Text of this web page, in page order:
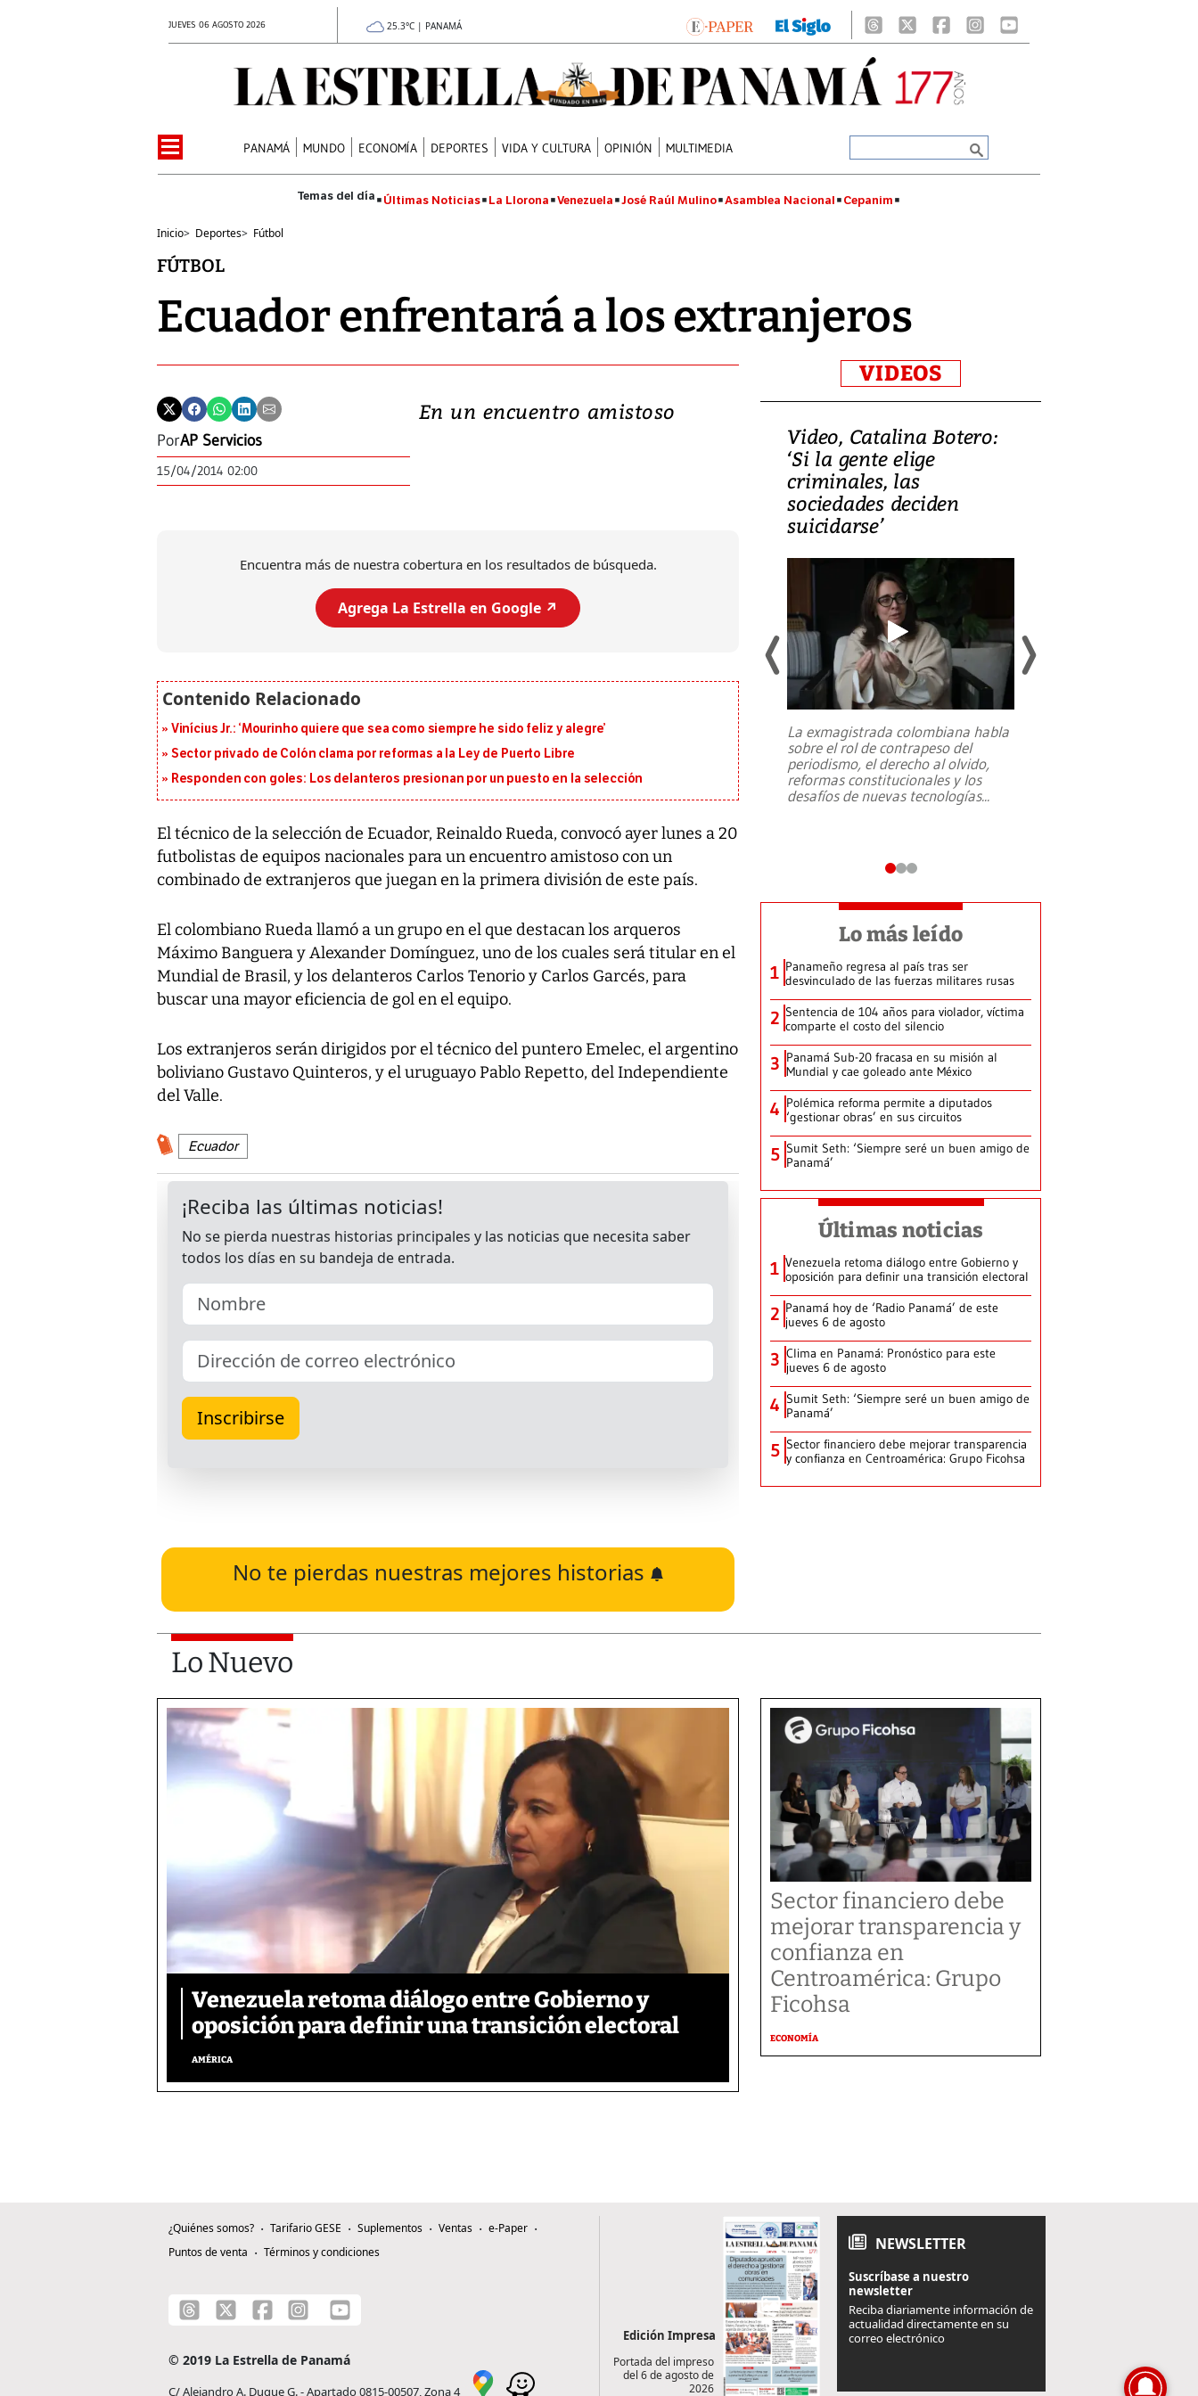
JUEVES 06 AGOSTO 2026 25.3°C | PANAMÁ
PANAMÁ MUNDO ECONOMÍA DEPORTES VIDA Y CULTURA OPINIÓN MULTIMEDIA
Últimas Noticias La Llorona Venezuela José Raúl Mulino Asamblea Nacional Cepanim
Inicio> Deportes> Fútbol
FÚTBOL
Ecuador enfrentará a los extranjeros
PorAP Servicios
15/04/2014 02:00
En un encuentro amistoso
Encuentra más de nuestra cobertura en los resultados de búsqueda.
Agrega La Estrella en Google ↗️
Vinícius Jr.: ‘Mourinho quiere que sea como siempre he sido feliz y alegre’
Sector privado de Colón clama por reformas a la Ley de Puerto Libre
Responden con goles: Los delanteros presionan por un puesto en la selección
El técnico de la selección de Ecuador, Reinaldo Rueda, convocó ayer lunes a 20
futbolistas de equipos nacionales para un encuentro amistoso con un
combinado de extranjeros que juegan en la primera división de este país.
El colombiano Rueda llamó a un grupo en el que destacan los arqueros
Máximo Banguera y Alexander Domínguez, uno de los cuales será titular en el
Mundial de Brasil, y los delanteros Carlos Tenorio y Carlos Garcés, para
buscar una mayor eficiencia de gol en el equipo.
Los extranjeros serán dirigidos por el técnico del puntero Emelec, el argentino
boliviano Gustavo Quinteros, y el uruguayo Pablo Repetto, del Independiente
del Valle.
Ecuador
No te pierdas nuestras mejores historias
VIDEOS
Un fuerte terremoto de magnitud
julio en la prefectura de Kumamoto,
al sur de Japón, provocando una
emergencia de gran
Video, Catalina Botero:
‘Si la gente elige
criminales, las
sociedades deciden
suicidarse’
La exmagistrada colombiana habla
sobre el rol de contrapeso del
periodismo, el derecho al olvido,
reformas constitucionales y los
desafíos de nuevas tecnologías...
Lo más leído
1 Panameño regresa al país tras ser
desvinculado de las fuerzas militares rusas
2 Sentencia de 104 años para violador, víctima
comparte el costo del silencio
3 Panamá Sub-20 fracasa en su misión al
Mundial y cae goleado ante México
4 Polémica reforma permite a diputados
‘gestionar obras’ en sus circuitos
5 Sumit Seth: ‘Siempre seré un buen amigo de
Panamá’
Últimas noticias
1 Venezuela retoma diálogo entre Gobierno y
oposición para definir una transición electoral
2 Panamá hoy de ‘Radio Panamá’ de este
jueves 6 de agosto
3 Clima en Panamá: Pronóstico para este
jueves 6 de agosto
4 Sumit Seth: ‘Siempre seré un buen amigo de
Panamá’
5 Sector financiero debe mejorar transparencia
y confianza en Centroamérica: Grupo Ficohsa
Lo Nuevo
Venezuela retoma diálogo entre Gobierno y
oposición para definir una transición electoral
AMÉRICA
Sector financiero debe
mejorar transparencia y
confianza en
Centroamérica: Grupo
Ficohsa
ECONOMÍA
¿Quiénes somos? Tarifario GESE Suplementos Ventas
e-Paper
Puntos de venta
Términos y condiciones
© 2019 La Estrella de Panamá
C/ Alejandro A. Duque G. - Apartado 0815-00507, Zona 4
Edición Impresa
Portada del impreso
del 6 de agosto de
2026
NEWSLETTER
Suscríbase a nuestro
newsletter
Reciba diariamente información de
actualidad directamente en su
correo electrónico